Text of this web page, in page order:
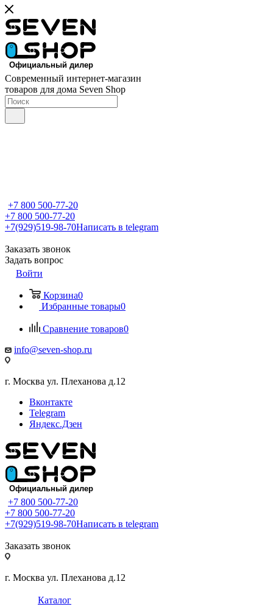
Современный интернет-магазин
товаров для дома Seven Shop
+7 800 500-77-20
+7 800 500-77-20
+7(929)519-98-70Написать в telegram
Заказать звонок
Задать вопрос
Войти
Корзина0
Избранные товары0
Сравнение товаров0
info@seven-shop.ru
г. Москва ул. Плеханова д.12
Вконтакте
Telegram
Яндекс.Дзен
+7 800 500-77-20
+7 800 500-77-20
+7(929)519-98-70Написать в telegram
Заказать звонок
г. Москва ул. Плеханова д.12
Каталог